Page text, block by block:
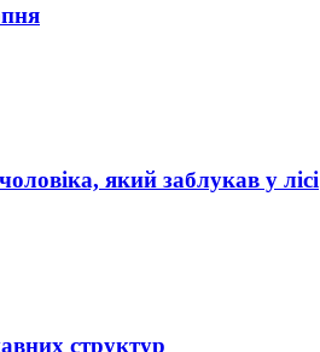
який заблукав у лісі
структур